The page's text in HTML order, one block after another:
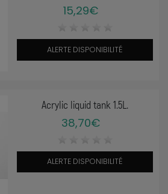
15,29€
ALERTE DISPONIBILITÉ
Acrylic liquid tank 1.5L.
38,70€
ALERTE DISPONIBILITÉ